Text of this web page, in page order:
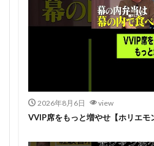
2026年8月6日 view
VVIP席をもっと増やせ【ホリエ